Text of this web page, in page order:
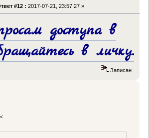
#12 : 2017-07-21, 23:57:27 »
доступа в
в личку.
Записан